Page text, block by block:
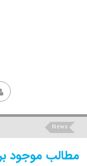
News
مطالب موجود